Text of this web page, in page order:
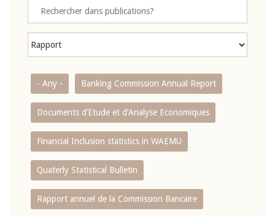
- Any - Banking Commission Annual Report
Documents d’Etude et d’Analyse Economiques
Financial Inclusion statistics in WAEMU
Quaterly Statistical Bulletin
Rapport annuel de la Commission Bancaire